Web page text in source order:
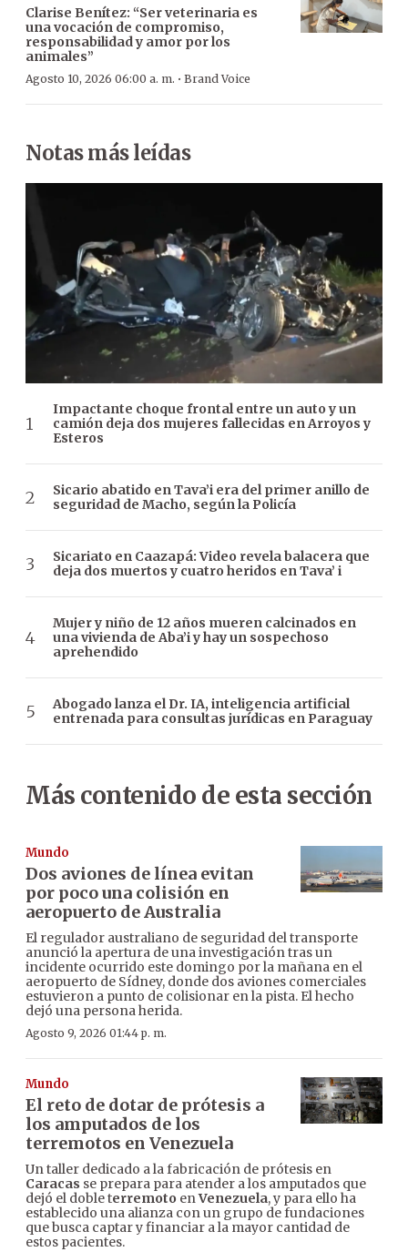
Clarise Benítez: “Ser veterinaria es
una vocación de compromiso,
responsabilidad y amor por los
animales”
Agosto 10, 2026 06:00 a. m. · Brand Voice
Notas más leídas
Impactante choque frontal entre un auto y un
camión deja dos mujeres fallecidas en Arroyos y
Esteros
Sicario abatido en Tava’i era del primer anillo de
seguridad de Macho, según la Policía
Sicariato en Caazapá: Video revela balacera que
deja dos muertos y cuatro heridos en Tava’ i
Mujer y niño de 12 años mueren calcinados en
una vivienda de Aba’i y hay un sospechoso
aprehendido
Abogado lanza el Dr. IA, inteligencia artificial
entrenada para consultas jurídicas en Paraguay
Más contenido de esta sección
Mundo
Dos aviones de línea evitan
por poco una colisión en
aeropuerto de Australia
El regulador australiano de seguridad del transporte
anunció la apertura de una investigación tras un
incidente ocurrido este domingo por la mañana en el
aeropuerto de Sídney, donde dos aviones comerciales
estuvieron a punto de colisionar en la pista. El hecho
dejó una persona herida.
Agosto 9, 2026 01:44 p. m.
Mundo
El reto de dotar de prótesis a
los amputados de los
terremotos en Venezuela
Un taller dedicado a la fabricación de prótesis en
Caracas se prepara para atender a los amputados que
dejó el doble terremoto enVenezuela, y para ello ha
establecido una alianza con un grupo de fundaciones
que busca captar y financiar a la mayor cantidad de
estos pacientes.